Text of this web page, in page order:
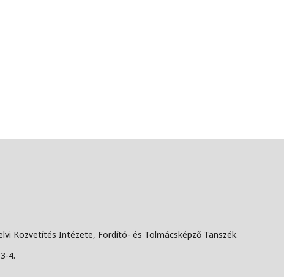
Közvetítés Intézete, Fordító- és Tolmácsképző Tanszék.
4.